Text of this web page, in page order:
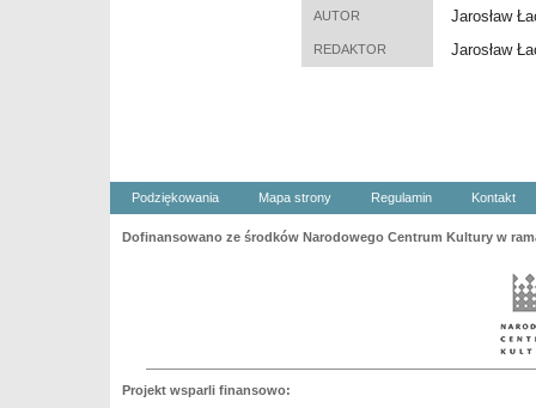
AUTOR Jarosław
REDAKTOR Jarosław
Podziękowania Mapa strony Regulamin Kontakt
Dofinansowano ze środków Narodowego Centrum Kultury w
Projekt wsparli finansowo: